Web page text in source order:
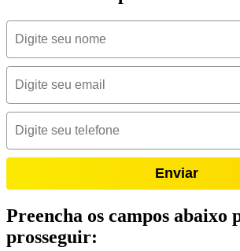
Enviar
Preencha os campos abaixo
prosseguir: